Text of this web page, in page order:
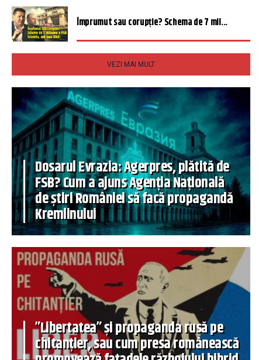
Împrumut sau corupție? Schema de 7 mil...
VEZI MAI MULT
Dosarul Evrazia: Agerpres, plătită de
FSB? Cum a ajuns Agenția Națională
de știri României să facă propagandă
Kremlinului
”Libertatea” și propaganda rusă pe
chitanțier, sau cum presa românească